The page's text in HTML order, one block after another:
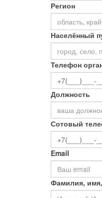
Регион
Населённый
Телефон
Должность
Сотовый
Email
Фамилия,